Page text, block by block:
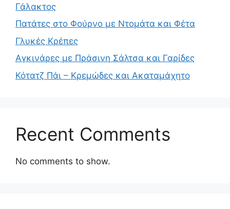
Γάλακτος
Πατάτες στο Φούρνο με Ντομάτα και Φέτα
Γλυκές Κρέπες
Αγκινάρες με Πράσινη Σάλτσα και Γαρίδες
Κότατζ Πάι – Κρεμώδες και Ακαταμάχητο
Recent Comments
No comments to show.